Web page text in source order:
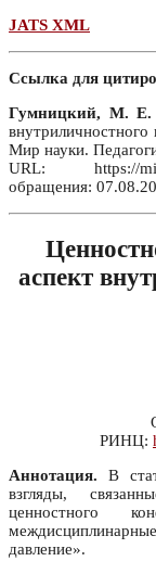
JATS XML
Ссылка для
Гумницкий, М. Е.
Мир науки.
URL: https://mir-
обращения:
аспект
РИНЦ:
Аннотация. В
взгляды,
ценностного
давление».